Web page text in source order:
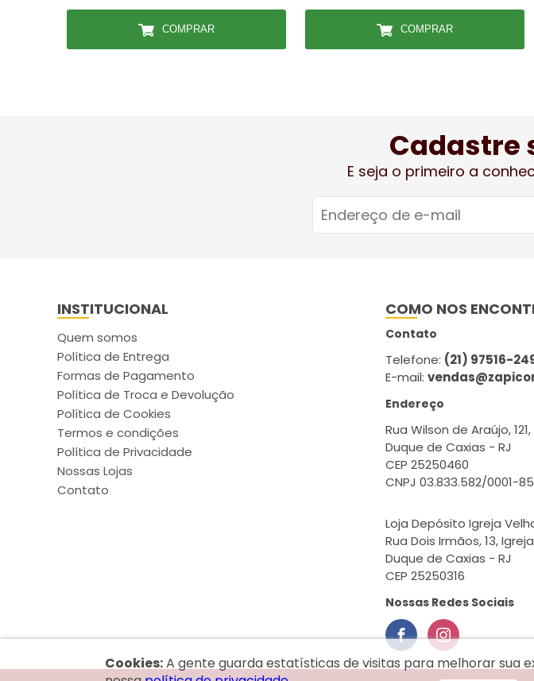
COMPRAR COMPRAR
Cadastre
E seja o primeiro a
INSTITUCIONAL
Quem somos
Política de Entrega
Formas de Pagamento
Política de Troca e Devolução
Política de Cookies
Termos e condições
Política de Privacidade
Nossas Lojas
Contato
COMO NOS
Contato
Telefone: (21) 97516-
E-mail:
Endereço
Rua Wilson de Araújo,
Duque de Caxias - RJ
CEP 25250460
CNPJ 03.833.582/0001-85
Loja Depósito Igreja
Rua Dois Irmãos, 13,
Duque de Caxias - RJ
CEP 25250316
Nossas Redes Sociais
Cookies:A gente guarda estatísticas de visitas para melhorar sua